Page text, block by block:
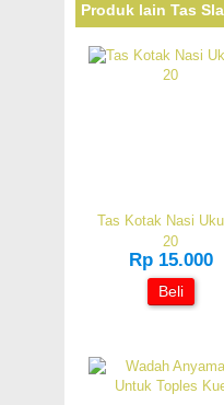
Produk lain Tas
Tas Kotak Nasi
20
Rp 15.000
Beli